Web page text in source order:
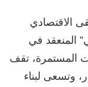
الاقتصادي
المنعقد في
المستمرة، تقف
وتسعى لبناء